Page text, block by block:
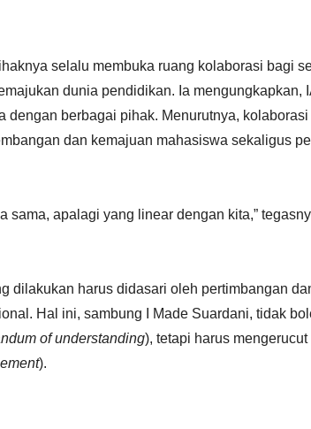
selalu membuka ruang kolaborasi bagi
dunia pendidikan. Ia mengungkapkan,
dengan berbagai pihak. Menurutnya,
dan kemajuan mahasiswa sekaligus
sama, apalagi yang linear dengan kita,”
dilakukan harus didasari oleh pertimbangan
Hal ini, sambung I Made Suardani, tidak
of understanding), tetapi harus
).